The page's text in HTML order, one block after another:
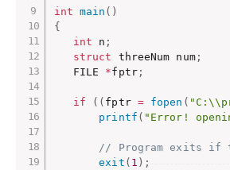
int main ( )
{
int n ;
struct threeNum num;
   FILE
*fptr;
if ( ( fptr = fopen (
printf ( "Error!
// Program exits if
exit ( 1 ) ;